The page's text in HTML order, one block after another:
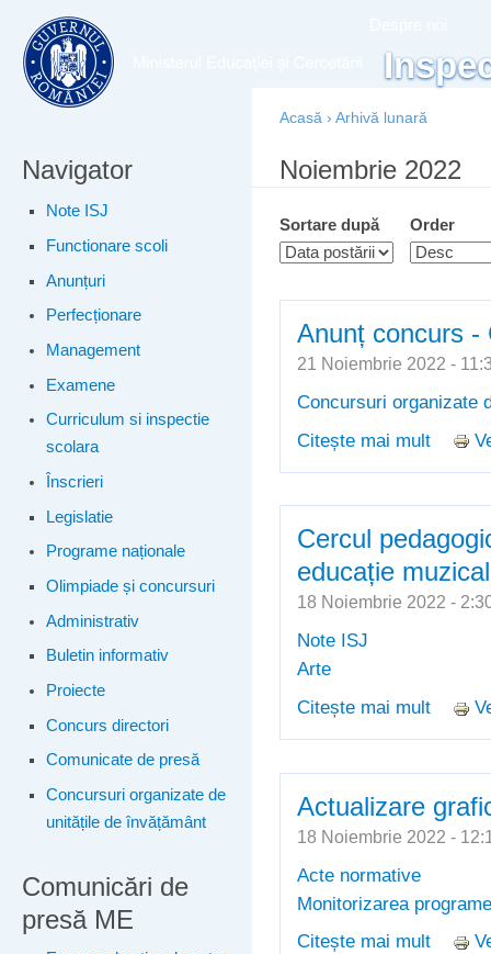
Meniu principal
Navigator
Note ISJ
Functionare scoli
Anunțuri
Perfecționare
Management
Examene
Curriculum si inspectie
scolara
Înscrieri
Legislatie
Programe naționale
Olimpiade și concursuri
Administrativ
Buletin informativ
Proiecte
Concurs directori
Comunicate de presă
Concursuri organizate de
unitățile de învățământ
Comunicări de
presă ME
Eşti aici
Acasă › Arhivă lunară
Noiembrie 2022
Sortare după Order
Anunț concurs -
21 Noiembrie 2022 -
Concursuri organizate
Citește mai mult
Cercul
educație
18 Noiembrie 2022 -
Note ISJ
Arte
Citește mai mult
Actualizare
18 Noiembrie 2022 -
Acte normative
Monitorizarea
Citește mai mult